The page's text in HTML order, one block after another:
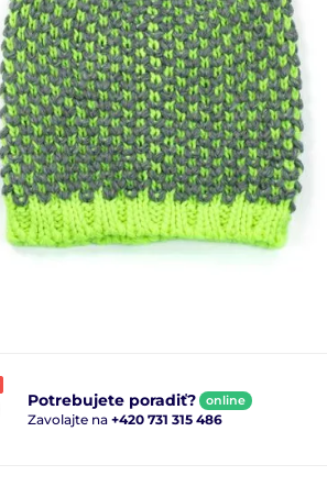
Potrebujete poradiť? online
Zavolajte na +420 731 315 486